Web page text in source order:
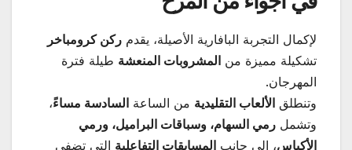
لإكمال التجربة البافارية الأصيلة، يقدم ركن كرومباخر
تشكيلة مميزة من المشروبات المنعشة طيلة فترة
المهرجان.
وتنطلق الألعاب التقليدية من الساعة السادسة مساءً،
وتشمل رمي السهام، وسباقات البراميل، ورمي
الأكياس، إلى جانب المسابقات التفاعلية التي تضفي